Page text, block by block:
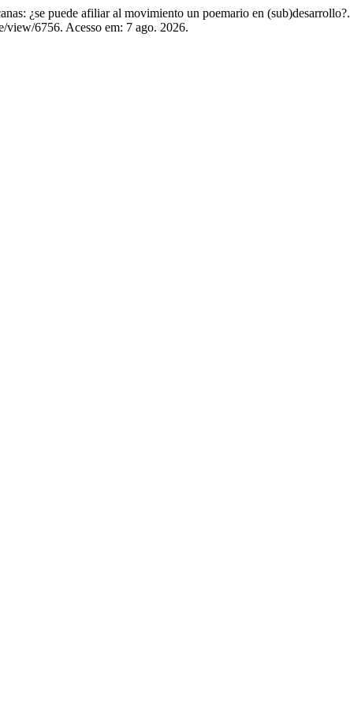
¿se puede afiliar al movimiento un poemario en (sub)desarrollo?.
view/6756. Acesso em: 7 ago. 2026.